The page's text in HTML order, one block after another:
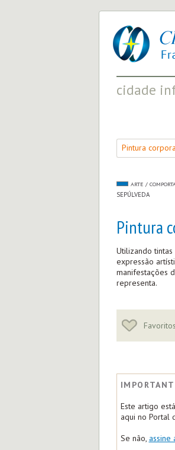
cidade
nova
UM
PROJETO
PELA
FRATERNIDADE
cidade
ARTE /
SEPÚLVEDA
Pintura
Utilizando
expressão
manifestações
representa.
Este artigo
aqui no Portal
Se não, assine